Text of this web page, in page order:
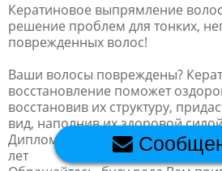
Кератиновое выпрямление
решение проблем для тонких,
поврежденных волос!
Ваши волосы повреждены?
восстановление поможет
восстановив их структуру,
вид, наполнив их здоровой
Дипломированный мастер с
лет